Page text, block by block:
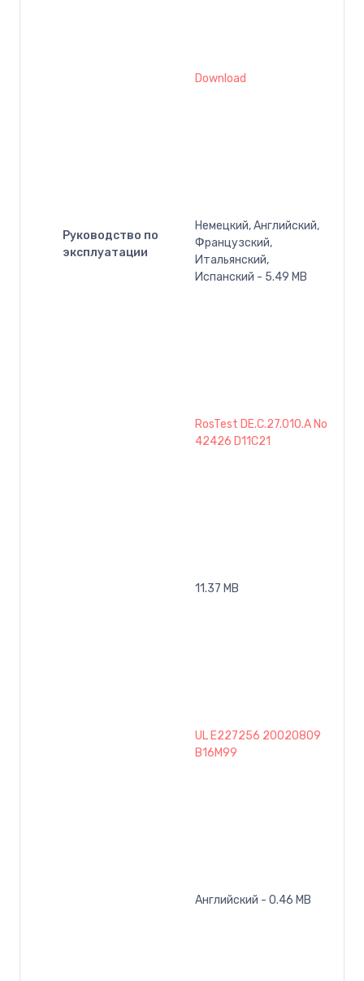
Руководство по
эксплуатации
Download
Немецкий, Английский,
Французский,
Итальянский,
Испанский - 5.49 MB
RosTest DE.C.27.010.A No
42426 D11C21
11.37 MB
UL E227256 20020809
B16M99
Английский - 0.46 MB